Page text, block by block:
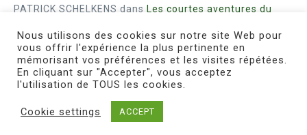
PATRICK SCHELKENS dans Les courtes aventures du
Bohn fabiennedans Intrigues sanglantes à Mulhouse
Steph. RUTA dansLust for Nice
MIRMANDdansPieds agiles et champignons
Copyright © 2026 Le Footichiste | Réalisé par
Nous utilisons des cookies sur notre site Web pour
vous offrir l'expérience la plus pertinente en
mémorisant vos préférences et les visites répétées.
En cliquant sur "Accepter", vous acceptez
l'utilisation de TOUS les cookies.
Cookie settings ACCEPT